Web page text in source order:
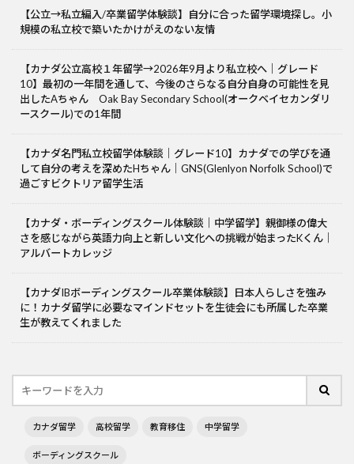
【公立→私立編入/卒業留学体験談】自分に合った留学環境探し。小
規模の私立校で築いたかけがえのない友情
【カナダ公立高校１年留学→2026年9月より私立校へ｜グレード
10】最初の一年間を通して、今後のさらなる自分自身の可能性を見
出したAちゃん Oak Bay Secondary School(オークベイセカンダリ
ースクール)での1年間
【カナダ名門私立校留学体験談｜グレード10】カナダでの学びを通
して自分の考えを深めたHちゃん｜GNS(Glenlyon Norfolk School)で
過ごすビクトリア留学生活
【カナダ・ボーディングスクール体験談｜中学留学】親御様の偉大
さを感じながら英語力向上と新しい文化への挑戦が始まったKくん｜
アルバートカレッジ
【カナダIBボーディングスクール卒業体験談】日本人らしさを強み
に！カナダ留学に必要なマインドセットを生徒会にも所属した卒業
生が教えてくれました
カナダ留学 高校留学 教育移住 中学留学
ボーディングスクール